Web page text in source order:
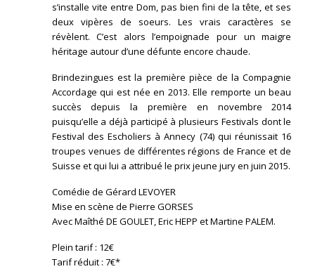
s’installe vite entre Dom, pas bien fini de la tête, et ses
deux vipères de soeurs. Les vrais caractères se
révèlent. C’est alors l’empoignade pour un maigre
héritage autour d’une défunte encore chaude.
Brindezingues est la première pièce de la Compagnie
Accordage qui est née en 2013. Elle remporte un beau
succès depuis la première en novembre 2014
puisqu’elle a déjà participé à plusieurs Festivals dont le
Festival des Escholiers à Annecy (74) qui réunissait 16
troupes venues de différentes régions de France et de
Suisse et qui lui a attribué le prix jeune jury en juin 2015.
Comédie de Gérard LEVOYER
Mise en scène de Pierre GORSES
Avec Maîthé DE GOULET, Eric HEPP et Martine PALEM.
Plein tarif : 12€
Tarif réduit : 7€*